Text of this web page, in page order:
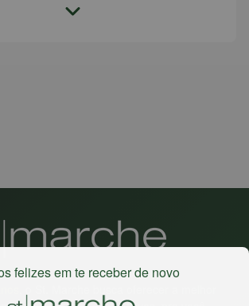
felizes em te receber de novo